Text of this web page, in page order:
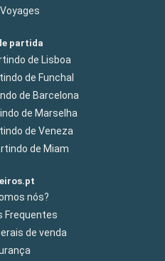
partida
de Lisboa
de Funchal
de Barcelona
de Marselha
de Veneza
de Miam
nós?
Frequentes
de venda